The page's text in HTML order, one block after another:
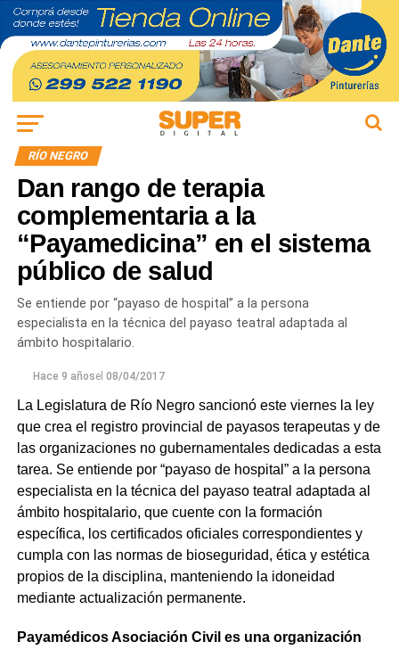
RÍO NEGRO
Dan rango de terapia
complementaria a la
“Payamedicina” en el sistema
público de salud
Se entiende por “payaso de hospital” a la persona
especialista en la técnica del payaso teatral adaptada al
ámbito hospitalario.
Hace 9 añosel 08/04/2017
La Legislatura de Río Negro sancionó este viernes la ley
que crea el registro provincial de payasos terapeutas y de
las organizaciones no gubernamentales dedicadas a esta
tarea. Se entiende por “payaso de hospital” a la persona
especialista en la técnica del payaso teatral adaptada al
ámbito hospitalario, que cuente con la formación
específica, los certificados oficiales correspondientes y
cumpla con las normas de bioseguridad, ética y estética
propios de la disciplina, manteniendo la idoneidad
mediante actualización permanente.
Payamédicos Asociación Civil es una organización